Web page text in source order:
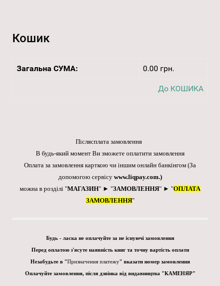
Кошик
Загальна СУМА: 0.00 грн.
До КОШИКА
Післясплата замовлення
В будь-який момент Ви зможете оплатити замовлення
Оплата за замовлення карткою чи іншим онлайн банкінгом (За
допомогою сервісу www.liqpay.com.)
можна в розділі "МАГАЗИН" ► "ЗАМОВЛЕННЯ" ► "ОПЛАТА
ЗАМОВЛЕННЯ"
Будь - ласка не оплачуйте за не існуючі замовлення
Перед оплатою з'ясуте наявність книг та точну вартість оплати
Незабудьте в "Призначення платежу" вказати номер замовлення
Оплачуйте замовлення, після дзвінка від видавництва "КАМЕНЯР"